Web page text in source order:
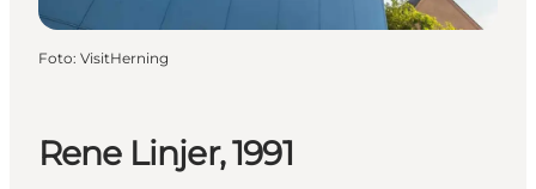
Rene Linjer, 1991
Foto: VisitHerning